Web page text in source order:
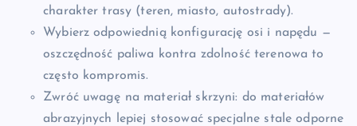
charakter trasy (teren, miasto, autostrady).
Wybierz odpowiednią konfigurację osi i napędu —
oszczędność paliwa kontra zdolność terenowa to
często kompromis.
Zwróć uwagę na materiał skrzyni: do materiałów
abrazyjnych lepiej stosować specjalne stale odporne